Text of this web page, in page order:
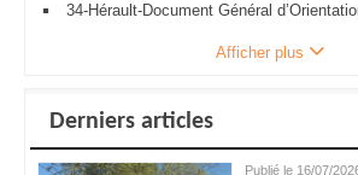
34-Hérault-Document Général
Afficher plus
Derniers articles
Publié le 16/07/